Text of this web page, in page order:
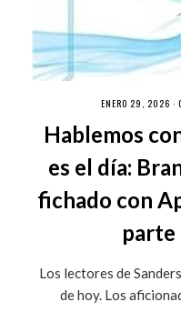
ENERO 29, 2026 ·
Hablemos
es el día:
fichado con
parte
Los lectores de
de hoy. Los